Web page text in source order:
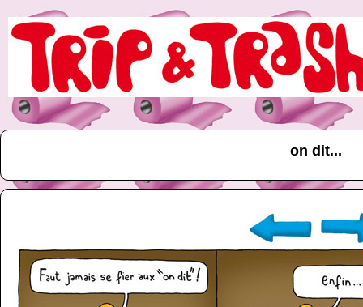
on dit...